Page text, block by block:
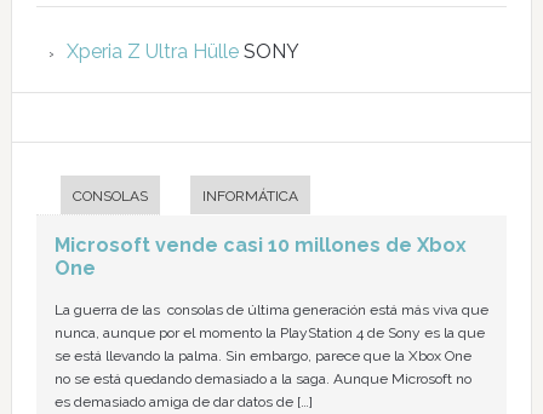
Xperia Z Ultra HülleSONY
CONSOLAS INFORMÁTICA
Microsoft vende casi 10 millones de Xbox
One
La guerra de las consolas de última generación está más viva que
nunca, aunque por el momento la PlayStation 4 de Sony es la que
se está llevando la palma. Sin embargo, parece que la Xbox One
no se está quedando demasiado a la saga. Aunque Microsoft no
es demasiado amiga de dar datos de […]